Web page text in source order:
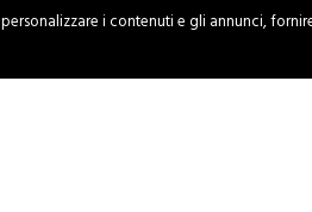
HOME
i contenuti e gli annunci,